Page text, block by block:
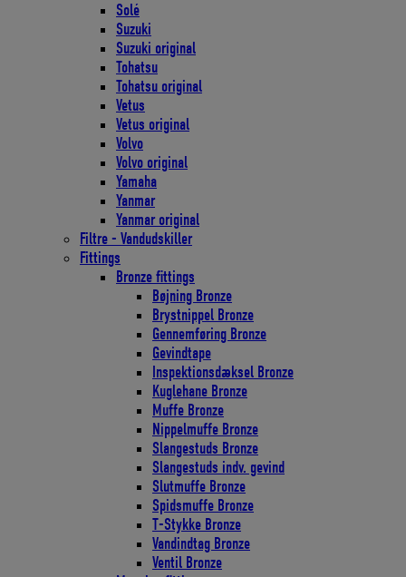
Solé
Suzuki
Suzuki original
Tohatsu
Tohatsu original
Vetus
Vetus original
Volvo
Volvo original
Yamaha
Yanmar
Yanmar original
Filtre - Vandudskiller
Fittings
Bronze fittings
Bøjning Bronze
Brystnippel Bronze
Gennemføring Bronze
Gevindtape
Inspektionsdæksel Bronze
Kuglehane Bronze
Muffe Bronze
Nippelmuffe Bronze
Slangestuds Bronze
Slangestuds indv. gevind
Slutmuffe Bronze
Spidsmuffe Bronze
T-Stykke Bronze
Vandindtag Bronze
Ventil Bronze